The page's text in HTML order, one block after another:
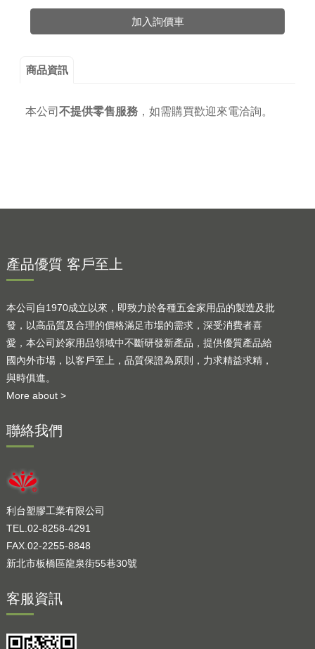
加入詢價車
商品資訊
本公司 不提供零售服務， 如需購買歡迎來電洽詢。
產品優質 客戶至上
本公司自1970成立以來，即致力於各種五金家用品的製造及批
發，以高品質及合理的價格滿足市場的需求，深受消費者喜
愛，本公司於家用品領域中不斷研發新產品，提供優質產品給
國內外市場，以客戶至上，品質保證為原則，力求精益求精，
與時俱進。
More about >
聯絡我們
利台塑膠工業有限公司
TEL.02-8258-4291
FAX.02-2255-8848
新北市板橋區龍泉街55巷30號
客服資訊